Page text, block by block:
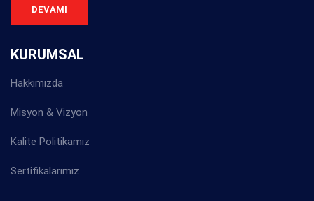
DEVAMI
KURUMSAL
Hakkımızda
Misyon & Vizyon
Kalite Politikamız
Sertifikalarımız